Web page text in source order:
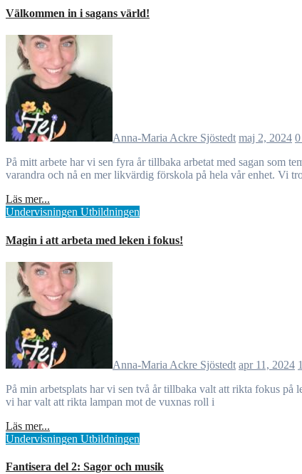
Välkommen in i sagans värld!
Anna-Maria Ackre Sjöstedt maj 2, 2024
På mitt arbete har vi sen fyra år tillbaka arbetat med sagan som tema, där vi arbetar med samma saga på en hel enhet. Varför gör vi detta då? Sagan som gemensam nämnare ger oss möjlighet att inspireras av
varandra och nå en mer likvärdig förskola på hela vår enhet. Vi
Läs mer...
Undervisningen Utbildningen
Magin i att arbeta med leken i fokus!
Anna-Maria Ackre Sjöstedt apr 11, 2024
På min arbetsplats har vi sen två år tillbaka valt att rikta fokus på leken och dess centrala plats i utbildningen. Samt vilka effekter det har haft för att öka vår kvalité! Hur vet vi att vi nått till en högre kvalité då? Jo,
vi har valt att rikta lampan mot de vuxnas roll i
Läs mer...
Undervisningen Utbildningen
Fantisera del 2: Sagor och musik